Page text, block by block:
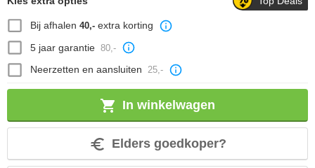
Bij afhalen 40,-extra korting
5 jaar garantie 80,-
Neerzetten en aansluiten 25,-
In winkelwagen
Elders goedkoper?